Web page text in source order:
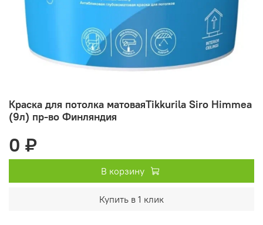
Краска для потолка матоваяTikkurila Siro Himmea
(9л) пр-во Финляндия
0 ₽
В корзину
Купить в 1 клик